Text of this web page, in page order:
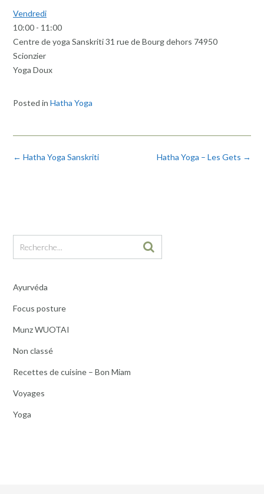
Vendredi
10:00 - 11:00
Centre de yoga Sanskriti 31 rue de Bourg dehors 74950
Scionzier
Yoga Doux
Posted in Hatha Yoga
Post
Hatha Yoga – Les Gets →
← Hatha Yoga Sanskriti
Ayurvéda
Focus posture
Munz WUOTAI
Non classé
Recettes de cuisine – Bon Miam
Voyages
Yoga